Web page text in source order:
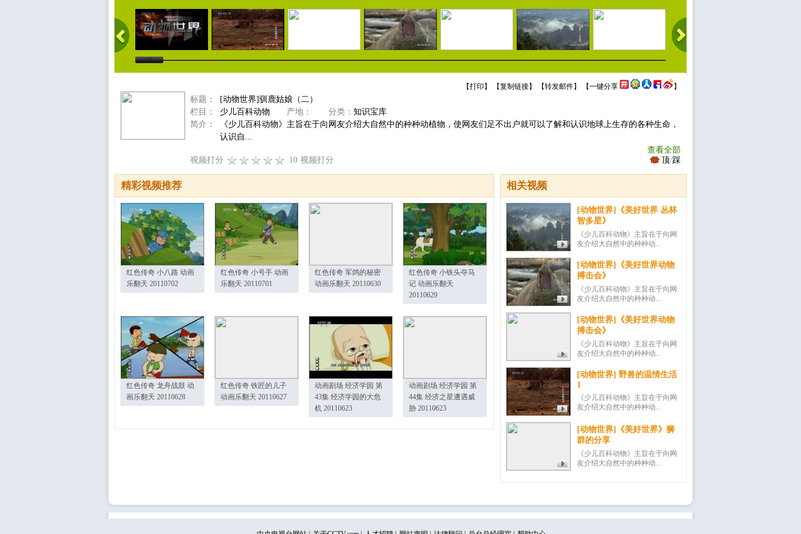
【打印 】 【复制链接】 【转发邮件】 【一键分享 】
标题：
[动物世界]驯鹿姑娘（二）
栏目：
少儿百科动物 产地： 分类： 知识宝库
简介：
《少儿百科动物》主旨在于向网友介绍大自然中的种种动植物，使网友们足不出户就可以了解和认识地球上生存的各种生命，
认识自...
查看全部
视频打分
10 视频打分 顶/踩
相关视频
[动物世界]《美好世界 丛林
智多星》
《少儿百科动物》主旨在于向网
友介绍大自然中的种种动...
[动物世界]《美好世界动物
搏击会》
《少儿百科动物》主旨在于向网
友介绍大自然中的种种动...
[动物世界]《美好世界动物
搏击会》
《少儿百科动物》主旨在于向网
友介绍大自然中的种种动...
[动物世界] 野兽的温情生活
1
《少儿百科动物》主旨在于向网
友介绍大自然中的种种动...
[动物世界]《美好世界》狮
群的分享
《少儿百科动物》主旨在于向网
友介绍大自然中的种种动...
精彩视频推荐
红色传奇 小八路 动画
乐翻天 20110702
红色传奇 小号手 动画
乐翻天 20110701
红色传奇 军鸽的秘密
动画乐翻天 20110630
红色传奇 小铁头夺马
记 动画乐翻天
20110629
红色传奇 龙舟战鼓 动
画乐翻天 20110628
红色传奇 铁匠的儿子
动画乐翻天 20110627
动画剧场 经济学园 第
43集 经济学园的大危
机 20110623
动画剧场 经济学园 第
44集 经济之星遭遇威
胁 20110623